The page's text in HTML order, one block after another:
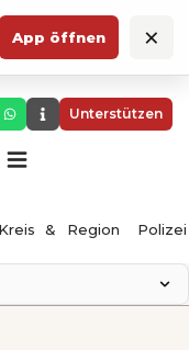
App öffnen ×
Unterstützen
Kreis & Region Polizei